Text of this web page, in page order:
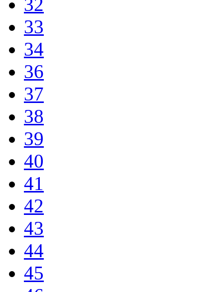
33
34
36
37
38
39
40
41
42
43
44
45